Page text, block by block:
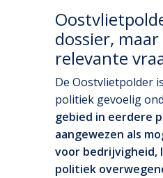
dossier,
relevante
De Oostvlietpolder
politiek gevoelig
gebied in eerdere
aangewezen als
voor bedrijvigheid,
politiek